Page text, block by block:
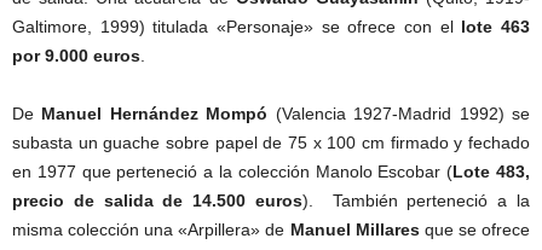
Galtimore, 1999) titulada «Personaje» se ofrece con el lote 463
por 9.000 euros
De Manuel Hernández Mompó (Valencia 1927-Madrid 1992) se
subasta un guache sobre papel de 75 x 100 cm firmado y fechado
en 1977 que perteneció a la colección Manolo Escobar (Lote 483,
precio de salida de 14.500 euros). También perteneció a la
misma colección una «Arpillera» de Manuel Millaresque se ofrece